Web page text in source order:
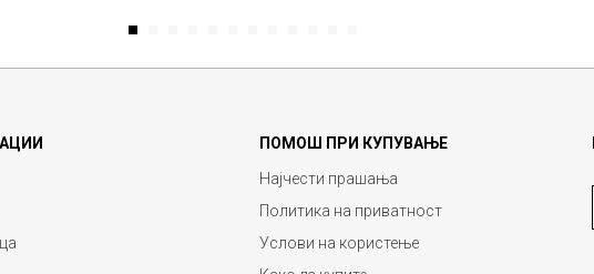
1
ПОМОШ ПРИ КУПУВАЊЕ
Најчести прашања
Политика на приватност
Услови на користење